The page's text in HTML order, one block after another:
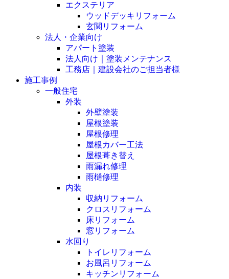
エクステリア
ウッドデッキリフォーム
玄関リフォーム
法人・企業向け
アパート塗装
法人向け｜塗装メンテナンス
工務店｜建設会社のご担当者様
施工事例
一般住宅
外装
外壁塗装
屋根塗装
屋根修理
屋根カバー工法
屋根葺き替え
雨漏れ修理
雨樋修理
内装
収納リフォーム
クロスリフォーム
床リフォーム
窓リフォーム
水回り
トイレリフォーム
お風呂リフォーム
キッチンリフォーム